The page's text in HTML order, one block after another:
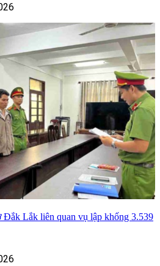
Đắk Lắk liên quan vụ lập khống 3.539